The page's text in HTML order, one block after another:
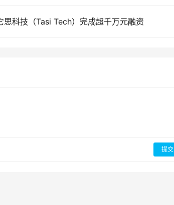
思科技（Tasi Tech）完成超千万元融资
提交